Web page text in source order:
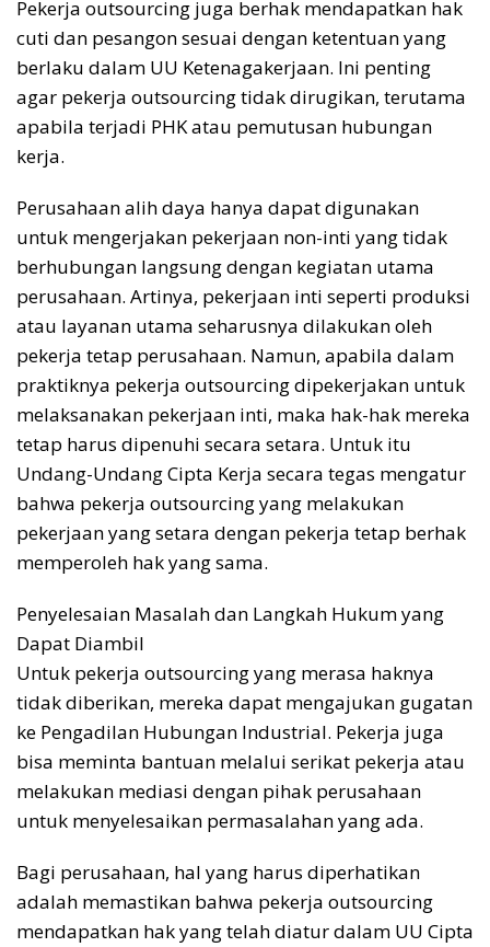
Pekerja outsourcing juga berhak mendapatkan hak
cuti dan pesangon sesuai dengan ketentuan yang
berlaku dalam UU Ketenagakerjaan. Ini penting
agar pekerja outsourcing tidak dirugikan, terutama
apabila terjadi PHK atau pemutusan hubungan
kerja.
Perusahaan alih daya hanya dapat digunakan
untuk mengerjakan pekerjaan non-inti yang tidak
berhubungan langsung dengan kegiatan utama
perusahaan. Artinya, pekerjaan inti seperti produksi
atau layanan utama seharusnya dilakukan oleh
pekerja tetap perusahaan. Namun, apabila dalam
praktiknya pekerja outsourcing dipekerjakan untuk
melaksanakan pekerjaan inti, maka hak-hak mereka
tetap harus dipenuhi secara setara. Untuk itu
Undang-Undang Cipta Kerja secara tegas mengatur
bahwa pekerja outsourcing yang melakukan
pekerjaan yang setara dengan pekerja tetap berhak
memperoleh hak yang sama.
Penyelesaian Masalah dan Langkah Hukum yang
Dapat Diambil
Untuk pekerja outsourcing yang merasa haknya
tidak diberikan, mereka dapat mengajukan gugatan
ke Pengadilan Hubungan Industrial. Pekerja juga
bisa meminta bantuan melalui serikat pekerja atau
melakukan mediasi dengan pihak perusahaan
untuk menyelesaikan permasalahan yang ada.
Bagi perusahaan, hal yang harus diperhatikan
adalah memastikan bahwa pekerja outsourcing
mendapatkan hak yang telah diatur dalam UU Cipta